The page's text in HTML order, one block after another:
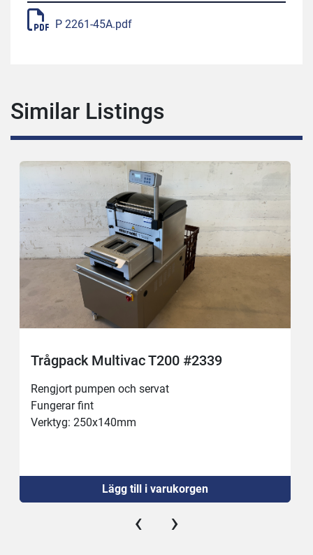
P 2261-45A.pdf
Similar Listings
Trågpack Multivac T200 #2339
Rengjort pumpen och servat
Fungerar fint
Verktyg: 250x140mm
Lägg till i varukorgen
‹ ›